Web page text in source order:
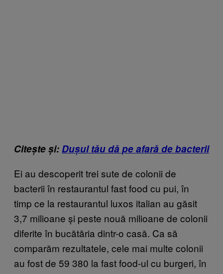
Citește și:Dușul tău dă pe afară de bacterii
Ei au descoperit trei sute de colonii de
bacterii în restaurantul fast food cu pui, în
timp ce la restaurantul luxos italian au găsit
3,7 milioane și peste nouă milioane de colonii
diferite în bucătăria dintr-o casă. Ca să
comparăm rezultatele, cele mai multe colonii
au fost de 59 380 la fast food-ul cu burgeri, în